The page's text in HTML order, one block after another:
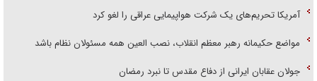
آمریکا تحریم‌های یک شرکت هواپیمایی عراقی را لغو کرد
مواضع حکیمانه رهبر معظم انقلاب، نصب العین همه مسئولان نظام باشد
جولان عقابان ایرانی از دفاع مقدس تا نبرد رمضان